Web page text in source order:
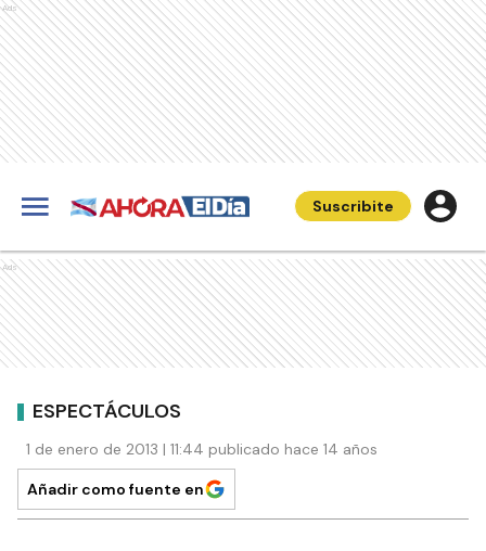
Ads
Suscribite
Ads
ESPECTÁCULOS
1 de enero de 2013 | 11:44 publicado hace 14 años
Añadir como fuente en